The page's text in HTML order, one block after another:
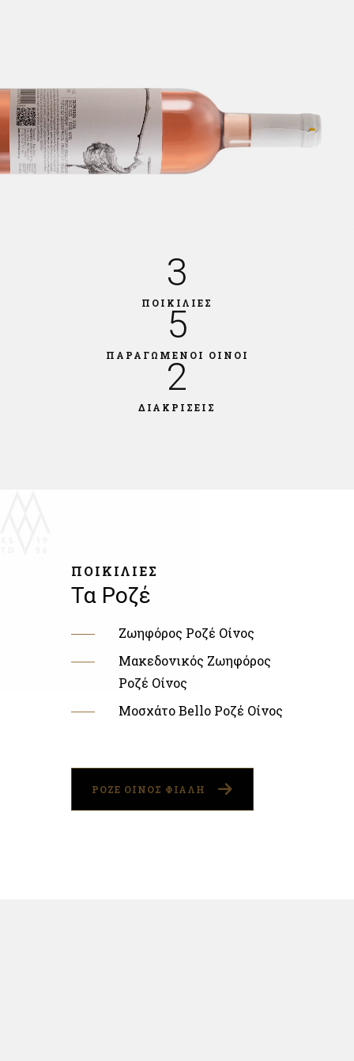
3
ΠΟΙΚΙΛΙΕΣ
5
ΠΑΡΑΓΩΜΕΝΟΙ ΟΙΝΟΙ
2
ΔΙΑΚΡΙΣΕΙΣ
ΠΟΙΚΙΛΙΕΣ
Τα Ροζέ
Ζωηφόρος Ροζέ Οίνος
Μακεδονικός Ζωηφόρος
Ροζέ Οίνος
Μοσχάτο Bello Ροζέ Οίνος
ΡΟΖΕ ΟΙΝΟΣ ΦΙΑΛΗ